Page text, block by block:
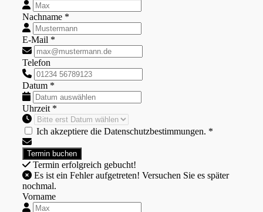
Nachname *
E-Mail *
Telefon
Datum *
Uhrzeit *
Ich akzeptiere die Datenschutzbestimmungen. *
Termin erfolgreich gebucht!
nochmal.
Vorname